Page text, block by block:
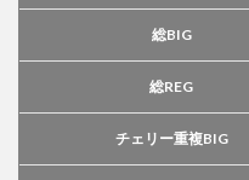
総BIG
総REG
チェリー重複BIG